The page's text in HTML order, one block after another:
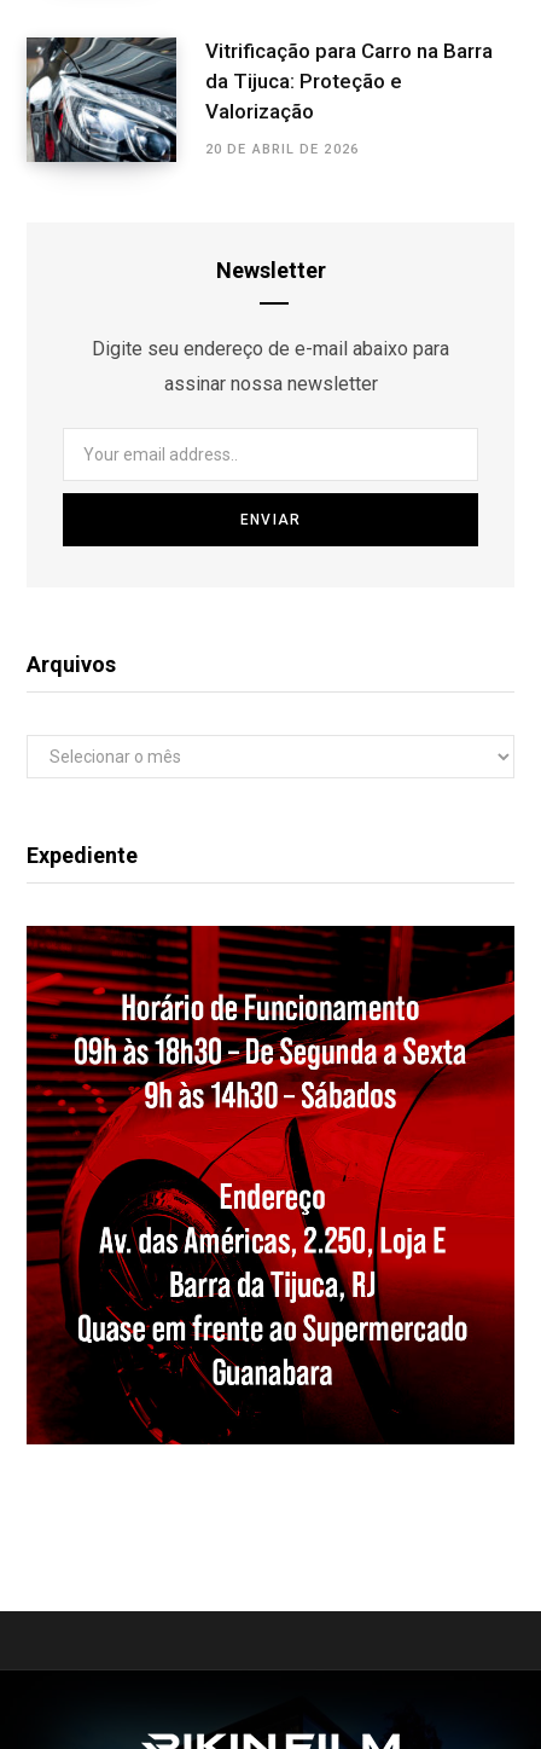
Vitrificação para Carro na Barra
da Tijuca: Proteção e
Valorização
20 DE ABRIL DE 2026
Newsletter
Digite seu endereço de e-mail abaixo para
assinar nossa newsletter
Arquivos
Arquivos
Expediente